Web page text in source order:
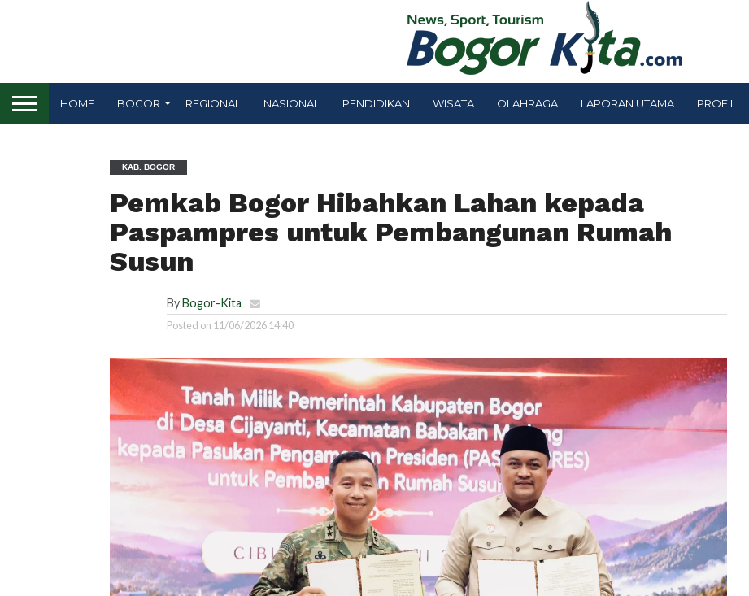
HOME BOGOR REGIONAL NASIONAL PENDIDIKAN WISATA OLAHRAGA LAPORAN UTAMA PROFIL
KAB. BOGOR
Pemkab Bogor Hibahkan Lahan kepada
Paspampres untuk Pembangunan Rumah
Susun
ByBogor-Kita
Posted on 11/06/2026 14:40